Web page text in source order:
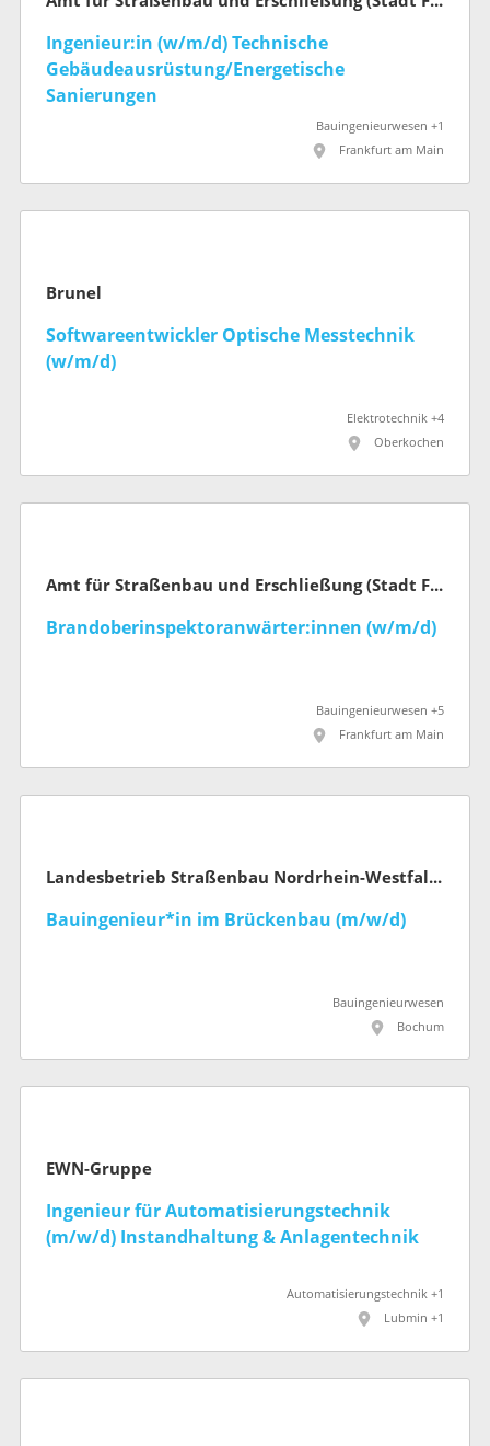
Ingenieur:in (w/m/d) Technische
Gebäudeausrüstung/Energetische
Sanierungen
Bauingenieurwesen +1
Frankfurt am Main
Brunel
Softwareentwickler Optische Messtechnik
(w/m/d)
Elektrotechnik +4
Oberkochen
Amt für Straßenbau und Erschließung (Stadt Frankfurt am Main)
Brandoberinspektoranwärter:innen (w/m/d)
Bauingenieurwesen +5
Frankfurt am Main
Landesbetrieb Straßenbau Nordrhein-Westfalen
Bauingenieur*in im Brückenbau (m/w/d)
Bauingenieurwesen
Bochum
EWN-Gruppe
Ingenieur für Automatisierungstechnik
(m/w/d) Instandhaltung & Anlagentechnik
Automatisierungstechnik +1
Lubmin +1